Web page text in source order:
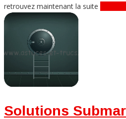
retrouvez maintenant la suite
Solutions